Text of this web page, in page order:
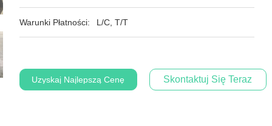
Warunki Płatności: L/C, T/T
Uzyskaj Najlepszą Cenę Skontaktuj Się Teraz